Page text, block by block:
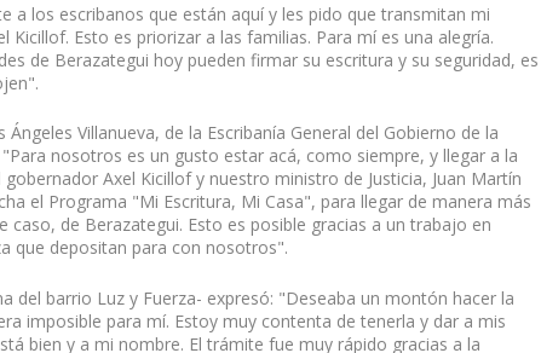
a los escribanos que están aquí y les pido que transmitan mi
Kicillof. Esto es priorizar a las familias. Para mí es una alegría.
de Berazategui hoy pueden firmar su escritura y su seguridad, es
Villanueva, de la Escribanía General del Gobierno de la
nosotros es un gusto estar acá, como siempre, y llegar a la
Axel Kicillof y nuestro ministro de Justicia, Juan Martín
el Programa "Mi Escritura, Mi Casa", para llegar de manera más
caso, de Berazategui. Esto es posible gracias a un trabajo en
que depositan para con nosotros".
del barrio Luz y Fuerza- expresó: "Deseaba un montón hacer la
imposible para mí. Estoy muy contenta de tenerla y dar a mis
bien y a mi nombre. El trámite fue muy rápido gracias a la